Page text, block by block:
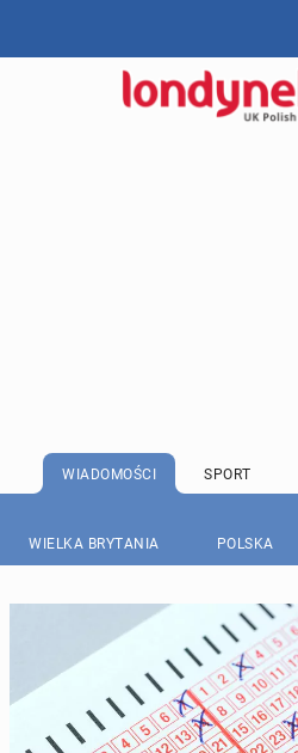
WIADOMOŚCI SPORT
WIELKA BRYTANIA POLSKA